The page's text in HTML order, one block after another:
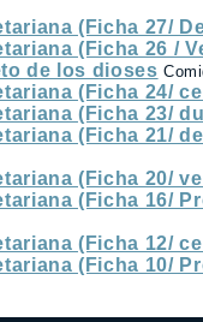
(Ficha 27/
(Ficha 26 /
de los dioses
(Ficha 24/
(Ficha 23/
(Ficha 21/
(Ficha 20/
(Ficha 16/
(Ficha 12/
(Ficha 10/